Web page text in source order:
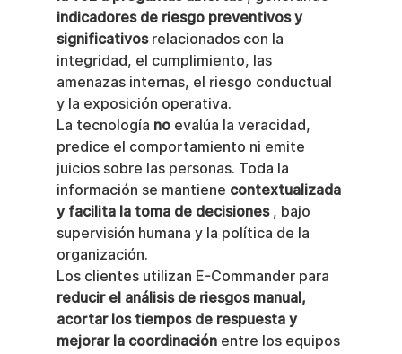
indicadores de riesgo preventivos y
significativos relacionados con la
integridad, el cumplimiento, las
amenazas internas, el riesgo conductual
y la exposición operativa.
La tecnología no evalúa la veracidad,
predice el comportamiento ni emite
juicios sobre las personas. Toda la
información se mantiene contextualizada
y facilita la toma de decisiones , bajo
supervisión humana y la política de la
organización.
Los clientes utilizan E-Commander para
reducir el análisis de riesgos manual,
acortar los tiempos de respuesta y
mejorar la coordinación entre los equipos